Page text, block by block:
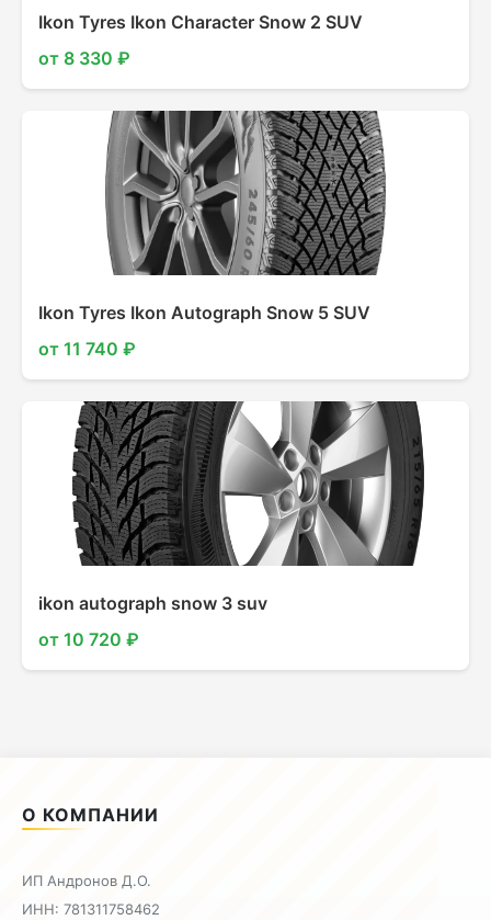
Ikon Tyres Ikon Character Snow 2 SUV
от 8 330 ₽
Ikon Tyres Ikon Autograph Snow 5 SUV
от 11 740 ₽
ikon autograph snow 3 suv
от 10 720 ₽
О КОМПАНИИ
ИП Андронов Д.О.
ИНН: 781311758462